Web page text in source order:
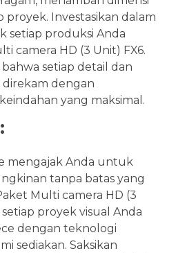
proyek. Investasikan dalam
setiap produksi Anda
camera HD (3 Unit) FX6.
setiap detail dan
dengan
yang maksimal.
mengajak Anda untuk
tanpa batas yang
Multi camera HD (3
setiap proyek visual Anda
dengan teknologi
sediakan. Saksikan